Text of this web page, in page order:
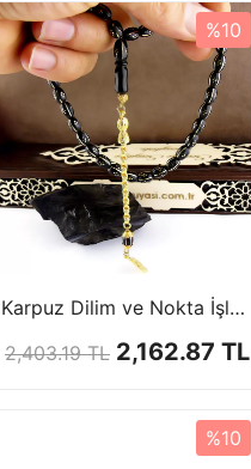
%10
Karpuz Dilim ve Nokta İşlemeli Gürcistan Oltu Tesbih
2,403.19 TL 2,162.87 TL
%10